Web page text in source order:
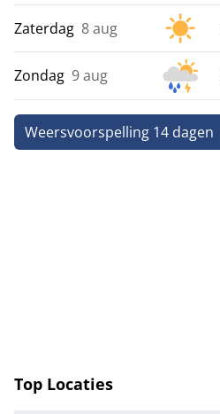
Zaterdag 8 aug
Zondag 9 aug
Weersvoorspelling 14 dagen
Top Locaties